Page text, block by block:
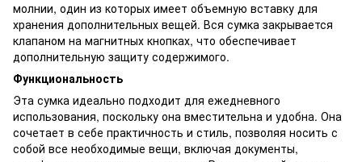
молнии, один из которых имеет объемную вставку для
хранения дополнительных вещей. Вся сумка закрывается
клапаном на магнитных кнопках, что обеспечивает
дополнительную защиту содержимого.
Функциональность
Эта сумка идеально подходит для ежедневного
использования, поскольку она вместительна и удобна. Она
сочетает в себе практичность и стиль, позволяя носить с
собой все необходимые вещи, включая документы,